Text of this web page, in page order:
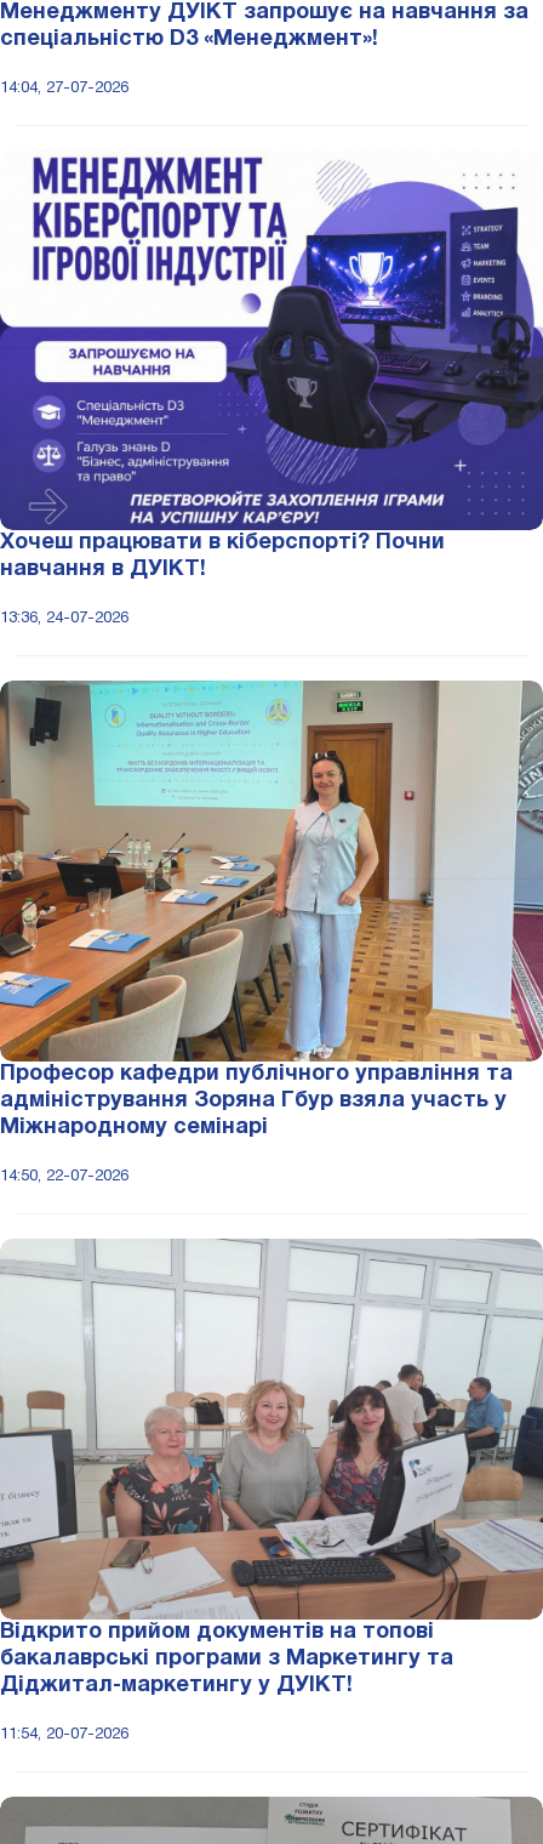
Менеджменту ДУІКТ запрошує на навчання за
спеціальністю D3 «Менеджмент»!
14:04, 27-07-2026
Хочеш працювати в кіберспорті? Почни
навчання в ДУІКТ!
13:36, 24-07-2026
Професор кафедри публічного управління та
адміністрування Зоряна Гбур взяла участь у
Міжнародному семінарі
14:50, 22-07-2026
Відкрито прийом документів на топові
бакалаврські програми з Маркетингу та
Діджитал-маркетингу у ДУІКТ!
11:54, 20-07-2026